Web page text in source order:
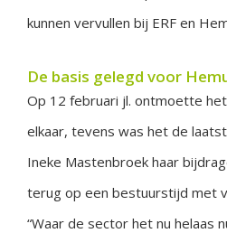
kunnen vervullen bij ERF en
De basis gelegd voor
Op 12 februari jl. ontmoette
elkaar, tevens was het de
Ineke Mastenbroek haar
terug op een bestuurstijd met
“Waar de sector het nu helaas